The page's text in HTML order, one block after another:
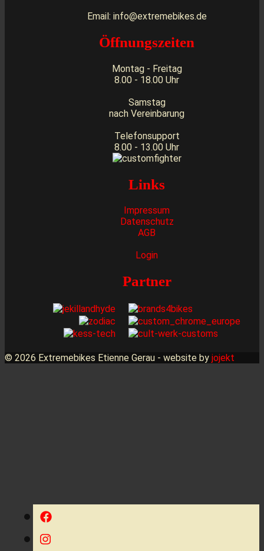
Email: info@extremebikes.de
Öffnungszeiten
Montag - Freitag
8.00 - 18.00 Uhr
Samstag
nach Vereinbarung
Telefonsupport
8.00 - 13.00 Uhr
Links
Impressum
Datenschutz
AGB
Login
Partner
© 2026 Extremebikes Etienne Gerau - website by jojekt